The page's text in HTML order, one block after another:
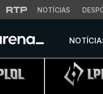
NOTÍCIAS